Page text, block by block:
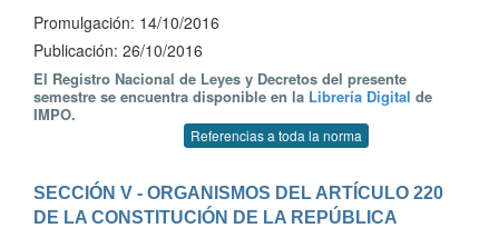
Promulgación: 14/10/2016
Publicación: 26/10/2016
El Registro Nacional de Leyes y Decretos del presente
semestre se encuentra disponible en la Librería Digital de
IMPO.
Referencias a toda la norma
SECCIÓN V - ORGANISMOS DEL ARTÍCULO 220
DE LA CONSTITUCIÓN DE LA REPÚBLICA